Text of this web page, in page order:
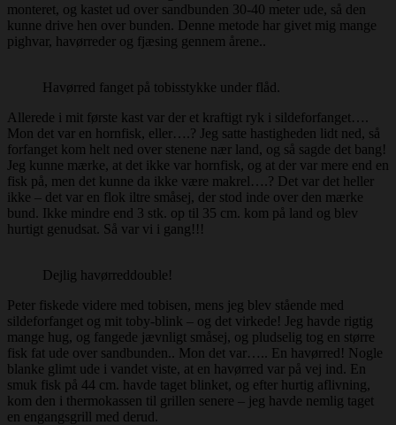
monteret, og kastet ud over sandbunden 30-40 meter ude, så den
kunne drive hen over bunden. Denne metode har givet mig mange
pighvar, havørreder og fjæsing gennem årene..
Havørred fanget på tobisstykke under flåd.
Allerede i mit første kast var der et kraftigt ryk i sildeforfanget….
Mon det var en hornfisk, eller….? Jeg satte hastigheden lidt ned, så
forfanget kom helt ned over stenene nær land, og så sagde det bang!
Jeg kunne mærke, at det ikke var hornfisk, og at der var mere end en
fisk på, men det kunne da ikke være makrel….? Det var det heller
ikke – det var en flok iltre småsej, der stod inde over den mærke
bund. Ikke mindre end 3 stk. op til 35 cm. kom på land og blev
hurtigt genudsat. Så var vi i gang!!!
Dejlig havørreddouble!
Peter fiskede videre med tobisen, mens jeg blev stående med
sildeforfanget og mit toby-blink – og det virkede! Jeg havde rigtig
mange hug, og fangede jævnligt småsej, og pludselig tog en større
fisk fat ude over sandbunden.. Mon det var….. En havørred! Nogle
blanke glimt ude i vandet viste, at en havørred var på vej ind. En
smuk fisk på 44 cm. havde taget blinket, og efter hurtig aflivning,
kom den i thermokassen til grillen senere – jeg havde nemlig taget
en engangsgrill med derud.